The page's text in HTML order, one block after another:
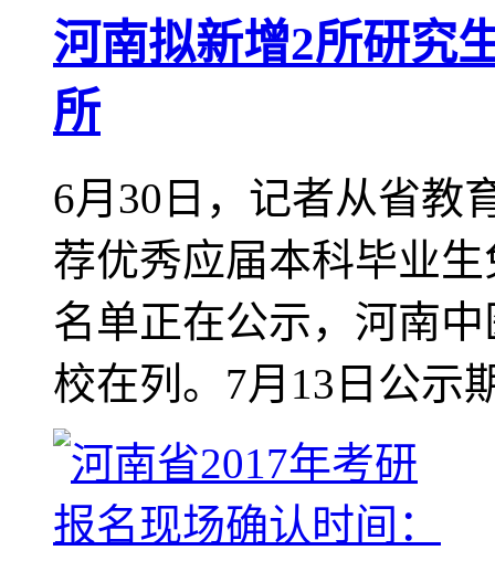
河南拟新增2所研究
所
6月30日，记者从省教
荐优秀应届本科毕业
名单正在公示，河南
校在列。7月13日公示